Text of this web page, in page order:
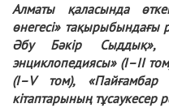
Алматы қаласында
өнегесі» тақырыбындағы
Әбу Бәкір Сыддық»,
энциклопедиясы» (I–II
(I–V том), «Пайғамбар
кітаптарының тұсаукесер